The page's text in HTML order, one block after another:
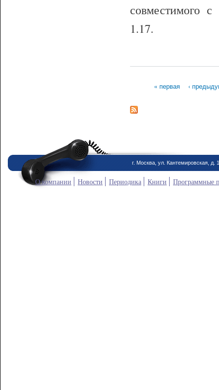
совместимого
1.17.
« первая ‹
г. Москва, ул. Кантемировская, д.
О компании Новости Периодика Книги Программные